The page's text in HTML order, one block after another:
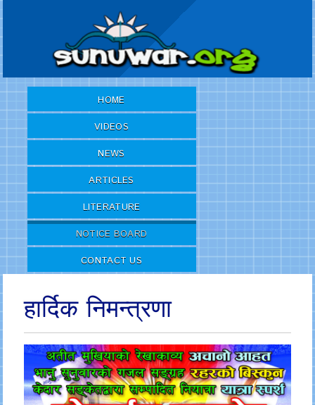
HOME
VIDEOS
NEWS
ARTICLES
LITERATURE
NOTICE BOARD
CONTACT US
हार्दिक निमन्त्रणा